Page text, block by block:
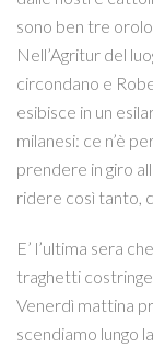
sono ben tre
Nell’Agritur del
circondano e
esibisce in un
milanesi: ce n’è
prendere in giro
ridere così tanto,
E’ l’ultima sera
traghetti
Venerdì mattina
scendiamo lungo